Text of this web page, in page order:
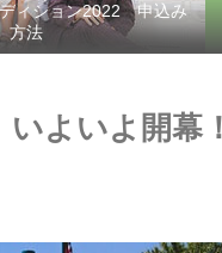
ィション2022 申込み
方法
いよいよ開幕